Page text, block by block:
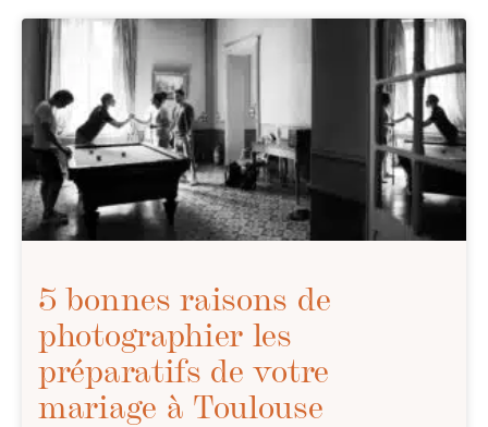
5 bonnes raisons de
photographier les
préparatifs de votre
mariage à Toulouse